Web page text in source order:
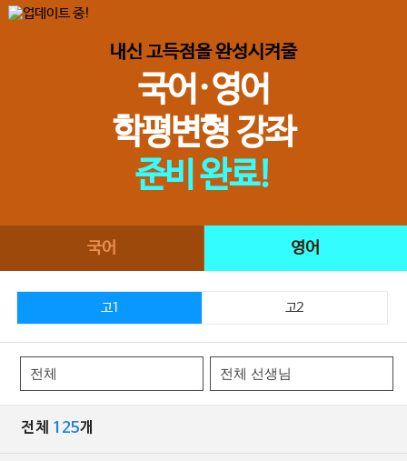
내신 고득점을 완성시켜줄
국어·영어
학평변형 강좌
준비 완료!
국어 영어
고1 고2
전체 125개